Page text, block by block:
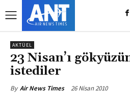
AKTÜEL
23 Nisan’ı
istediler
By Air News Times 26 Nisan 2010